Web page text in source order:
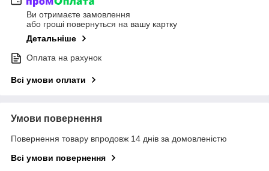
Ви отримаєте замовлення
або гроші повернуться на вашу картку
Детальніше
Оплата на рахунок
Всі умови оплати
Умови повернення
Повернення товару впродовж 14 днів за домовленістю
Всі умови повернення